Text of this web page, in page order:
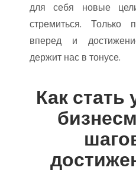
для себя новые
стремиться. Только
вперед и
держит нас в тонусе.
Как